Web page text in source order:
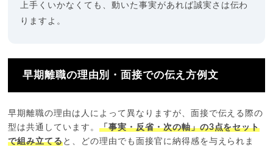
上手くいかなくても、動いた事実があれば誠実さは伝わ
りますよ。
早期離職の理由別・面接での伝え方例文
早期離職の理由は人によって異なりますが、面接で伝える際の
型は共通しています。「事実・反省・次の軸」の3点をセット
で組み立てると、どの理由でも面接官に納得感を与えられま